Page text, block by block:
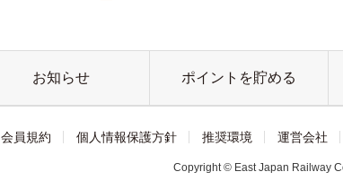
お知らせ ポイントを貯める
会員規約 個人情報保護方針 推奨環境 運営会社
Copyright © East Japan Railway